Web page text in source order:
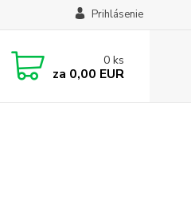
Prihlásenie
0 ks
za 0,00 EUR